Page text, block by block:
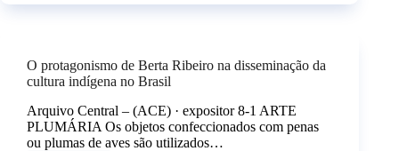
O protagonismo de Berta Ribeiro na disseminação da
cultura indígena no Brasil
Arquivo Central – (ACE) · expositor 8-1 ARTE
PLUMÁRIA Os objetos confeccionados com penas
ou plumas de aves são utilizados…